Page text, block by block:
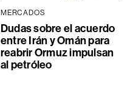
MERCADOS
Dudas sobre el acuerdo
entre Irán y Omán para
reabrir Ormuz impulsan
al petróleo